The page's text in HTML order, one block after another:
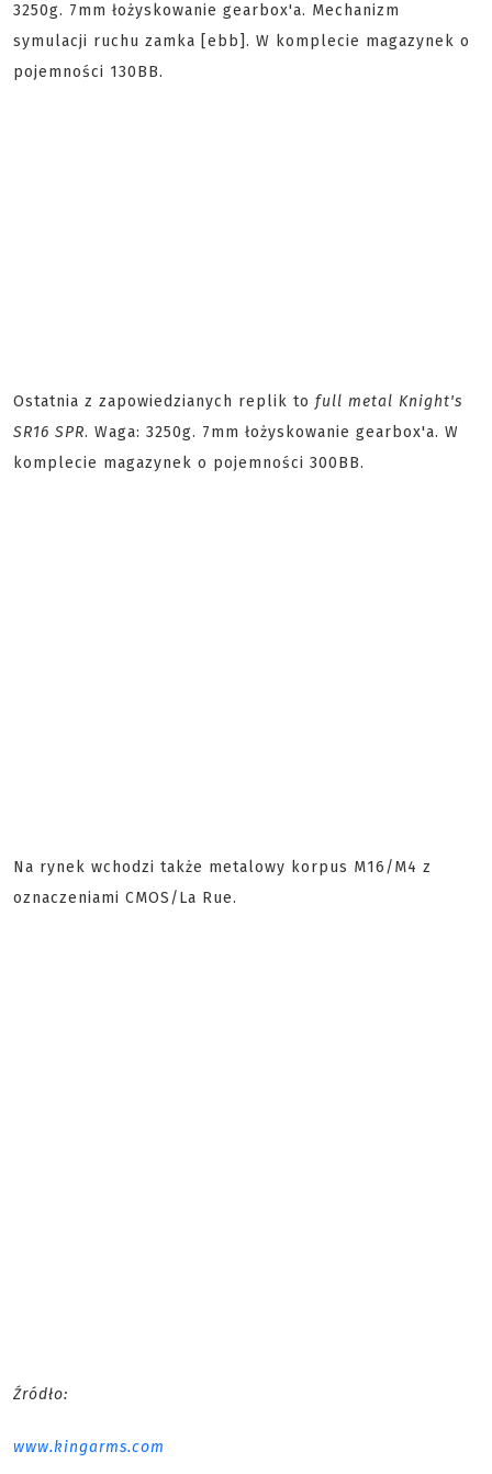
3250g. 7mm łożyskowanie gearbox'a. Mechanizm
symulacji ruchu zamka [ebb]. W komplecie magazynek o
pojemności 130BB.
Ostatnia z zapowiedzianych replik to full metal Knight's
SR16 SPR. Waga: 3250g. 7mm łożyskowanie gearbox'a. W
komplecie magazynek o pojemności 300BB.
Na rynek wchodzi także metalowy korpus M16/M4 z
oznaczeniami CMOS/La Rue.
Źródło:
www.kingarms.com